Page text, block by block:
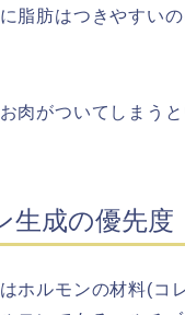
脂肪はつきやすい
肉がついてしまう
成の優先度
ホルモンの材料(コ